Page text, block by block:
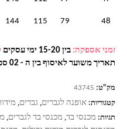
48
79
115
144
זמני אספקה: בין 15-20 ימי עסקים
תאריך משוער לאיסוף בין ה - 02 ספטמבר ל - 12 ספטמבר
מק"ט: 43745
קטגוריות: אופנה לגברים, גברים,
תגיות: מכנסי בד, מכנסי בד לגברים,